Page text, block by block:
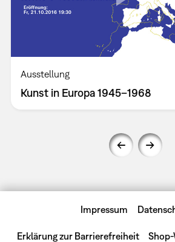
Ausstellung
Kunst in Europa 1945–1968
Impressum
Erklärung zur Barrierefreiheit